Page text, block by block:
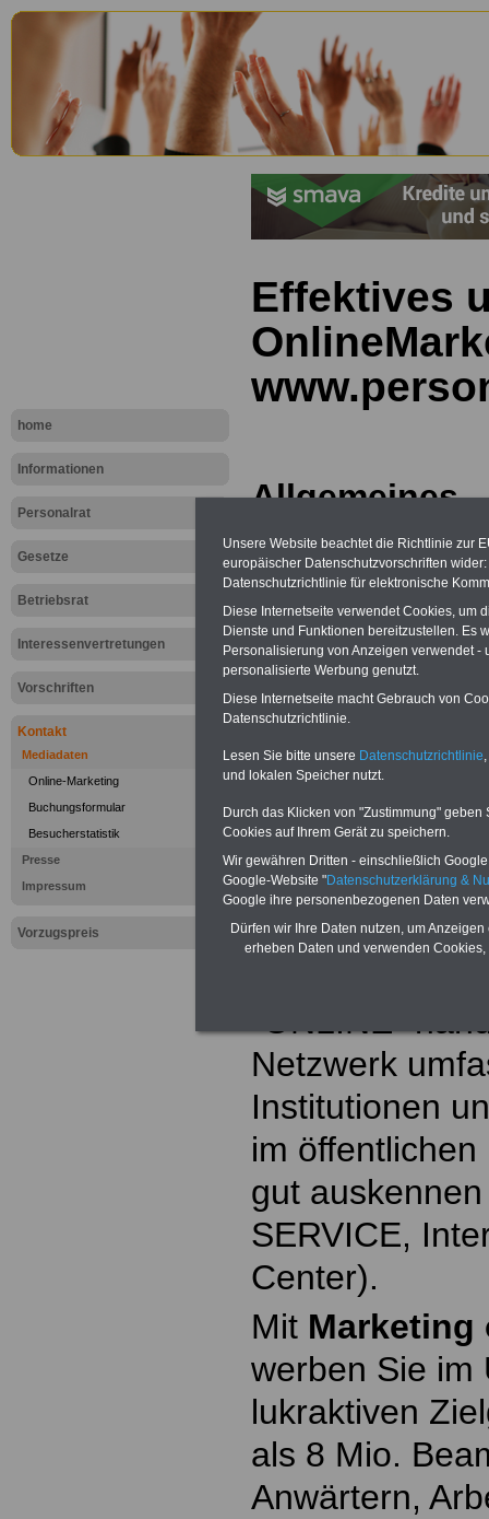
home
Informationen
Personalrat
Gesetze
Betriebsrat
Interessenvertretungen
Vorschriften
Kontakt
Mediadaten
Online-Marketing
Buchungsformular
Besucherstatistik
Presse
Impressum
Vorzugspreis
Effektives
Allgemeines
Wir helfen
Zielgruppe
Dienst/
Mio.
eine
und
Werben Sie
öffentlicher
so
"ONLINE"
Netzwerk
Institutionen
im
gut
SERVICE,
Center).
Mit
werben Sie im
lukraktiven
als 8 Mio.
Anwärtern,
Unsere Website beachtet die Richtlinie zur
europäischer Datenschutzvorschriften
Datenschutzrichtlinie für elektronische
Diese Internetseite verwendet Cookies, um
Dienste und Funktionen bereitzustellen. Es
Personalisierung von Anzeigen verwendet
personalisierte Werbung genutzt.
Diese Internetseite macht Gebrauch von
Datenschutzrichtlinie.
Lesen Sie bitte unsere Datenschutzrichtlinie
und lokalen Speicher nutzt.
Durch das Klicken von "Zustimmung"
Cookies auf Ihrem Gerät zu speichern.
Wir gewähren Dritten - einschließlich
Google-Website "Datenschutzerklärung &
Google ihre personenbezogenen Daten
Dürfen wir Ihre Daten nutzen, um
erheben Daten und verwenden